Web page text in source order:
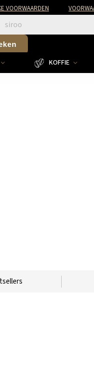
VOORWAARDEN
KOFFIE